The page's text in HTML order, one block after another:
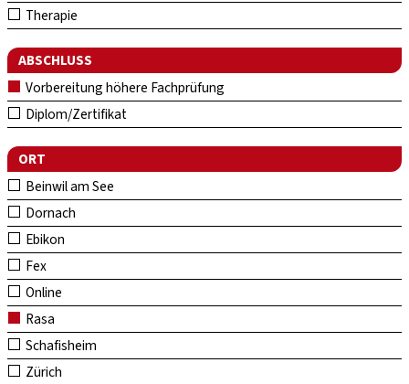
Therapie
ABSCHLUSS
Vorbereitung höhere Fachprüfung
Diplom/Zertifikat
ORT
Beinwil am See
Dornach
Ebikon
Fex
Online
Rasa
Schafisheim
Zürich